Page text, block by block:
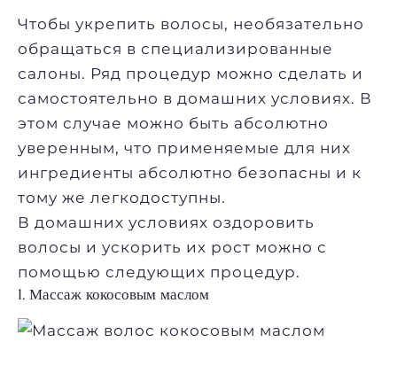
Чтобы укрепить волосы, необязательно
обращаться в специализированные
салоны. Ряд процедур можно сделать и
самостоятельно в домашних условиях. В
этом случае можно быть абсолютно
уверенным, что применяемые для них
ингредиенты абсолютно безопасны и к
тому же легкодоступны.
В домашних условиях оздоровить
волосы и ускорить их рост можно с
помощью следующих процедур.
1. Массаж кокосовым маслом